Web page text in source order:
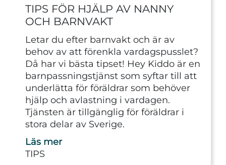
TIPS FÖR HJÄLP AV NANNY
OCH BARNVAKT
Letar du efter barnvakt och är av
behov av att förenkla vardagspusslet?
Då har vi bästa tipset! Hey Kiddo är en
barnpassningstjänst som syftar till att
underlätta för föräldrar som behöver
hjälp och avlastning i vardagen.
Tjänsten är tillgänglig för föräldrar i
stora delar av Sverige.
Läs mer
TIPS